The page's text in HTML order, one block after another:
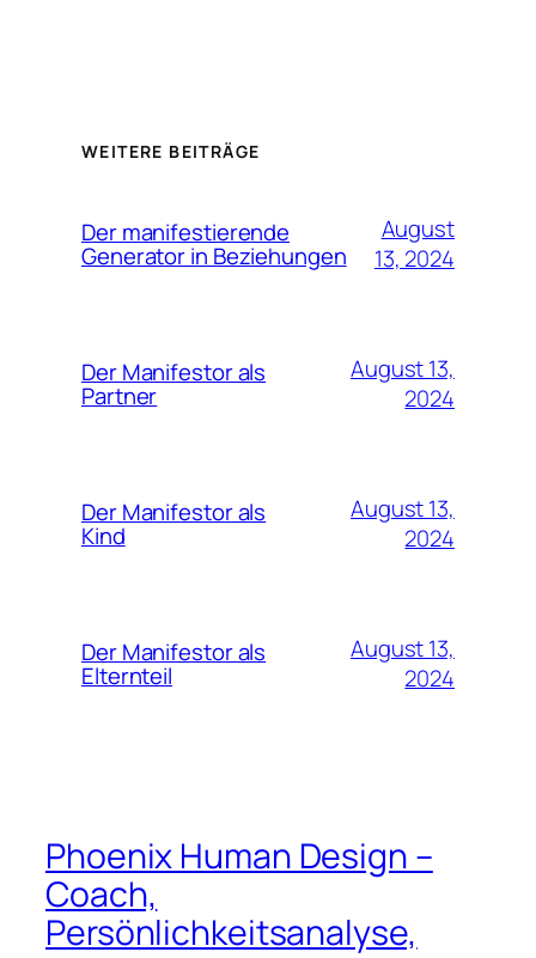
WEITERE BEITRÄGE
Der manifestierende
Generator in Beziehungen
August
13, 2024
Der Manifestor als
Partner
August 13,
2024
Der Manifestor als
Kind
August 13,
2024
Der Manifestor als
Elternteil
August 13,
2024
Phoenix Human Design –
Coach,
Persönlichkeitsanalyse,